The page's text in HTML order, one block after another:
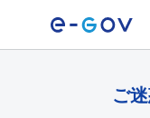
ご